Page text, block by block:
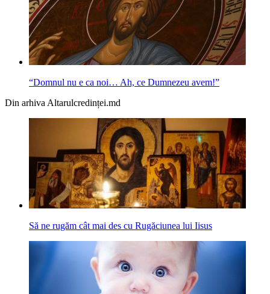
“Domnul nu e ca noi… Ah, ce Dumnezeu avem!”
Din arhiva Altarulcredinței.md
Să ne rugăm cât mai des cu Rugăciunea lui Iisus